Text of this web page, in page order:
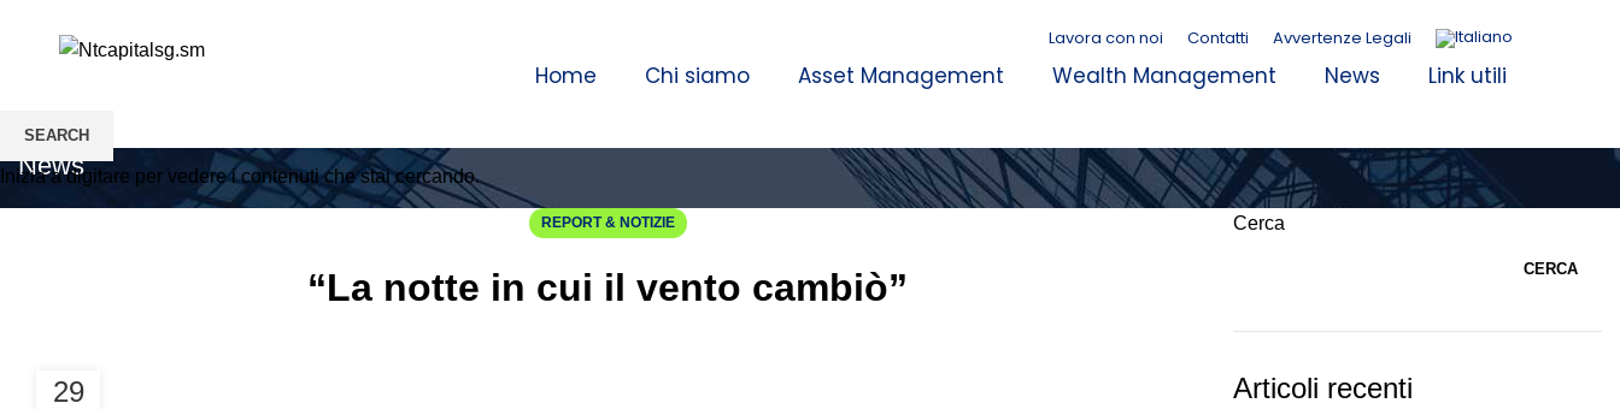
Lavora con noi Contatti Avvertenze Legali
Home Chi siamo Asset Management Wealth Management News Link utili
News
REPORT & NOTIZIE
“La notte in cui il vento cambiò”
29
Cerca
CERCA
Articoli recenti
SEARCH
Inizia a digitare per vedere i contenuti che stai cercando.